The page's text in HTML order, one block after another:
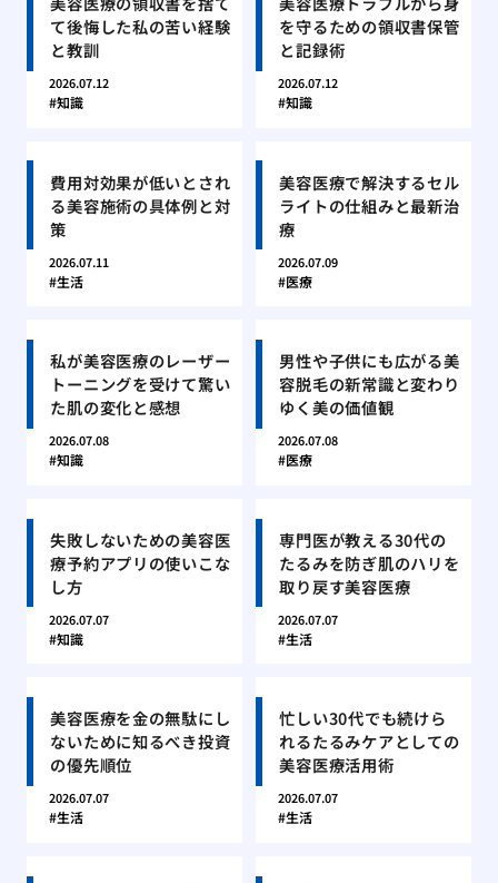
て後悔した私の苦い経験
と教訓
2026.07.12
知識
を守るための領収書保管
と記録術
2026.07.12
知識
費用対効果が低いとされ
る美容施術の具体例と対
策
2026.07.11
生活
美容医療で解決するセル
ライトの仕組みと最新治
療
2026.07.09
医療
私が美容医療のレーザー
トーニングを受けて驚い
た肌の変化と感想
2026.07.08
知識
男性や子供にも広がる美
容脱毛の新常識と変わり
ゆく美の価値観
2026.07.08
医療
失敗しないための美容医
療予約アプリの使いこな
し方
2026.07.07
知識
専門医が教える30代の
たるみを防ぎ肌のハリを
取り戻す美容医療
2026.07.07
生活
美容医療を金の無駄にし
ないために知るべき投資
の優先順位
2026.07.07
生活
忙しい30代でも続けら
れるたるみケアとしての
美容医療活用術
2026.07.07
生活